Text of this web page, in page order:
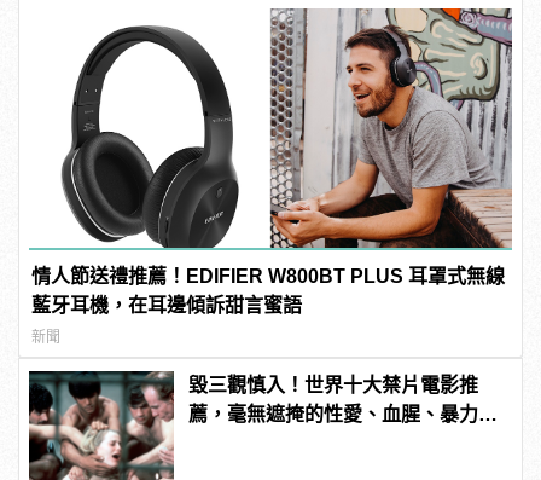
情人節送禮推薦！EDIFIER W800BT PLUS 耳罩式無線
藍牙耳機，在耳邊傾訴甜言蜜語
新聞
毀三觀慎入！世界十大禁片電影推
薦，毫無遮掩的性愛、血腥、暴力、